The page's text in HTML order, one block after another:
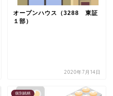
オープンハウス（3288 東証
１部）
2020年7月14日
個別銘柄